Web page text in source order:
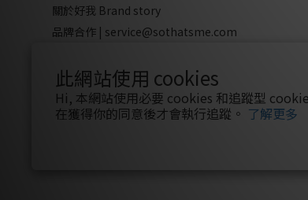
此網站使用 cookies
Hi, 本網站使用必要 cookies 和追蹤型
在獲得你的同意後才會執行追蹤。 了解更多
關於好我 Brand story
品牌合作 | service@sothatsme.com